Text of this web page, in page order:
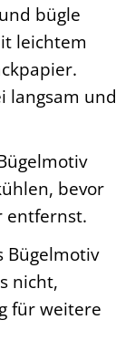
bügle
leichtem
langsam und
bevor
entfernst.
nicht,
für weitere